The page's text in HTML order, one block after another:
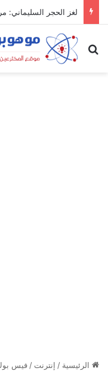
لغز الحجر السليماني:
بحث عن
الرئيسية / إنترنت / فيس